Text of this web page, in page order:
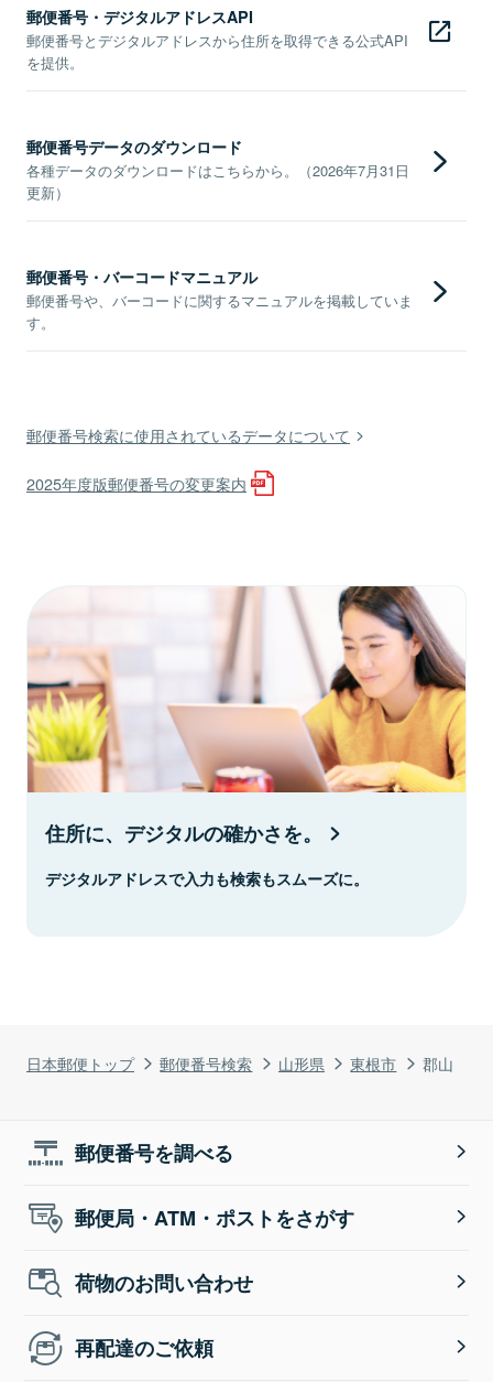
日本郵便トップ 郵便番号検索 山形県 東根市 郡山
郵便番号・デジタルアドレスAPI
郵便番号とデジタルアドレスから住所を取得できる公式API
を提供。
郵便番号データのダウンロード
各種データのダウンロードはこちらから。（2026年7月31日
更新）
郵便番号・バーコードマニュアル
郵便番号や、バーコードに関するマニュアルを掲載していま
す。
郵便番号検索に使用されているデータについて
2025年度版郵便番号の変更案内
住所に、デジタルの確かさを。
デジタルアドレスで入力も検索もスムーズに。
郵便番号を調べる
郵便局・ATM・ポストをさがす
荷物のお問い合わせ
再配達のご依頼